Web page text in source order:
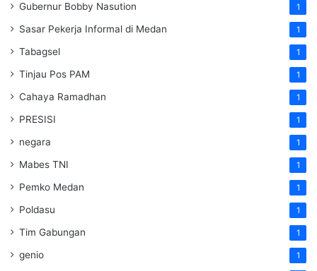
Gubernur Bobby Nasution 1
Sasar Pekerja Informal di Medan 1
Tabagsel 1
Tinjau Pos PAM 1
Cahaya Ramadhan 1
PRESISI 1
negara 1
Mabes TNI 1
Pemko Medan 1
Poldasu 1
Tim Gabungan 1
genio 1